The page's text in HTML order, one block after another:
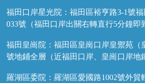
福田口岸星光院：福田區裕亨路3-1號
033號（福田口岸出關右轉直行5分鐘即
福田皇崗院：福田區皇崗口岸皇禦苑（
號地鋪全層（近福田口岸、皇崗口岸地
羅湖區委院：羅湖區愛國路1002號外貿